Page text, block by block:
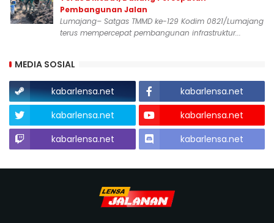
Pembangunan Jalan
Lumajang– Satgas TMMD ke-129 Kodim 0821/Lumajang
terus mempercepat pembangunan infrastruktur...
MEDIA SOSIAL
kabarlensa.net
kabarlensa.net
kabarlensa.net
kabarlensa.net
kabarlensa.net
kabarlensa.net